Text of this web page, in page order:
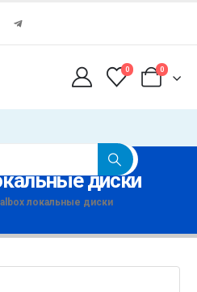
0 0
диски
локальные диски